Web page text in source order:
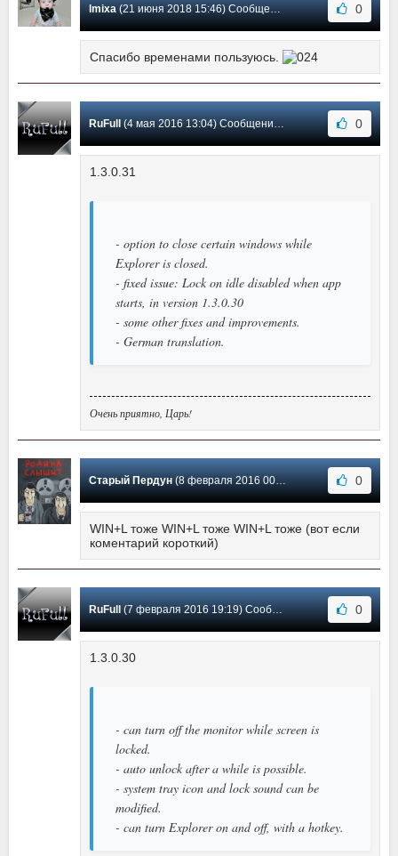
lmixa(21 июня 2018 15:46) Сообщение #19 0
Спасибо временами пользуюсь.
RuFull(4 мая 2016 13:04) Сообщение #18 0
1.3.0.31
- option to close certain windows while
Explorer is closed.
- fixed issue: Lock on idle disabled when app
starts, in version 1.3.0.30
- some other fixes and improvements.
- German translation.
Очень приятно, Царь!
Старый Пердун(8 февраля 2016 00:44) Сообщение #17 0
WIN+L тоже WIN+L тоже WIN+L тоже (вот если
коментарий короткий)
RuFull(7 февраля 2016 19:19) Сообщение #16 0
1.3.0.30
- can turn off the monitor while screen is
locked.
- auto unlock after a while is possible.
- system tray icon and lock sound can be
modified.
- can turn Explorer on and off, with a hotkey.